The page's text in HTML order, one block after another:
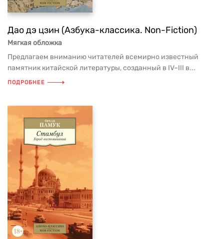
Дао дэ цзин (Азбука-классика. Non-Fiction)
Мягкая обложка
Предлагаем вниманию читателей всемирно известный
памятник китайской литературы, созданный в IV–III в...
ПОДРОБНЕЕ